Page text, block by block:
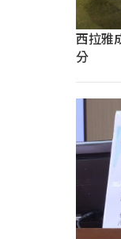
西拉雅
分